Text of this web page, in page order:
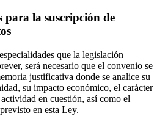
para la suscripción de
que la legislación
será necesario que el convenio se
justificativa donde se analice su
su impacto económico, el carácter
en cuestión, así como el
en esta Ley.